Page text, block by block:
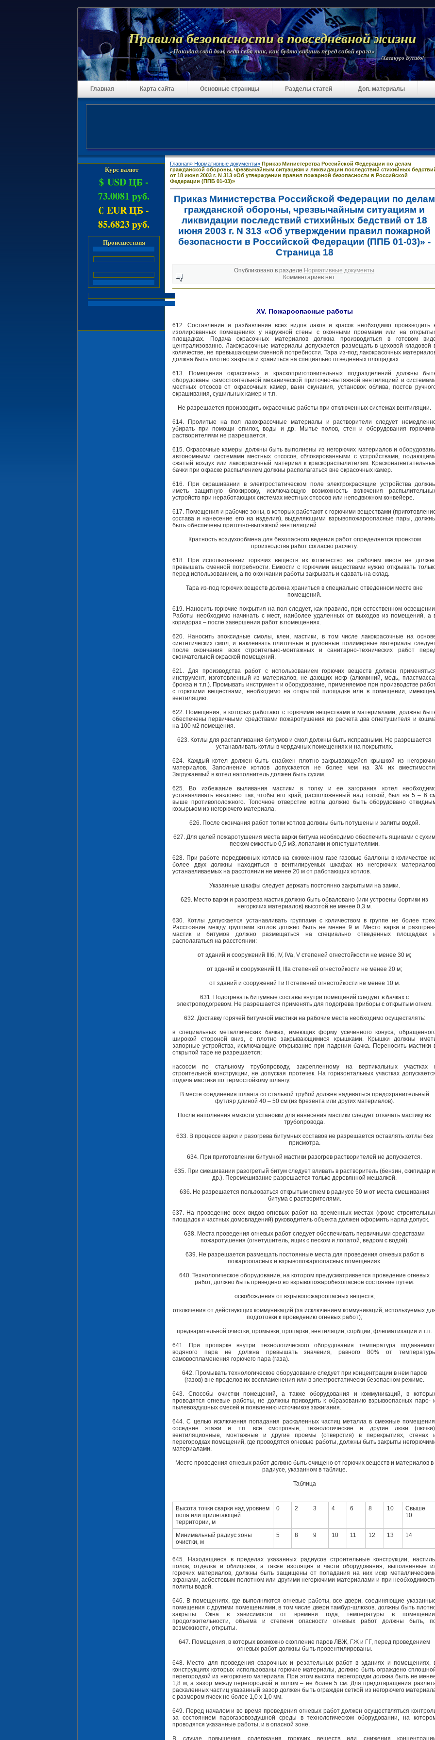
Главная» Нормативные документы» Приказ Министерства Российской Федерации по делам
гражданской обороны, чрезвычайным ситуациям и ликвидации последствий стихийных
от 18 июня 2003 г. N 313 «Об утверждении правил пожарной безопасности в Российской
Федерации (ППБ 01-03)»
Приказ Министерства Российской Федерации по делам
гражданской обороны, чрезвычайным ситуациям и
ликвидации последствий стихийных бедствий от 18
июня 2003 г. N 313 «Об утверждении правил пожарной
безопасности в Российской Федерации (ППБ 01-03)» -
Страница 18
Опубликовано в разделе Нормативные документы
Комментариев нет
XV. Пожароопасные работы
612. Составление и разбавление всех видов лаков и красок необходимо производить
изолированных помещениях у наружной стены с оконными проемами или на
площадках. Подача окрасочных материалов должна производиться в готовом
централизованно. Лакокрасочные материалы допускается размещать в цеховой кладовой
количестве, не превышающем сменной потребности. Тара из-под лакокрасочных
должна быть плотно закрыта и храниться на специально отведенных площадках.
613. Помещения окрасочных и краскоприготовительных подразделений должны
оборудованы самостоятельной механической приточно-вытяжной вентиляцией и
местных отсосов от окрасочных камер, ванн окунания, установок облива, постов
окрашивания, сушильных камер и т.п.
Не разрешается производить окрасочные работы при отключенных системах вентиляции.
614. Пролитые на пол лакокрасочные материалы и растворители следует
убирать при помощи опилок, воды и др. Мытье полов, стен и оборудования
растворителями не разрешается.
615. Окрасочные камеры должны быть выполнены из негорючих материалов и
автономными системами местных отсосов, сблокированными с устройствами,
сжатый воздух или лакокрасочный материал к краскораспылителям.
бачки при окраске распылением должны располагаться вне окрасочных камер.
616. При окрашивании в электростатическом поле электрокрасящие устройства
иметь защитную блокировку, исключающую возможность включения
устройств при неработающих системах местных отсосов или неподвижном конвейере.
617. Помещения и рабочие зоны, в которых работают с горючими веществами
состава и нанесение его на изделия), выделяющими взрывопожароопасные пары,
быть обеспечены приточно-вытяжной вентиляцией.
Кратность воздухообмена для безопасного ведения работ определяется проектом
производства работ согласно расчету.
618. При использовании горючих веществ их количество на рабочем месте не
превышать сменной потребности. Емкости с горючими веществами нужно открывать
перед использованием, а по окончании работы закрывать и сдавать на склад.
Тара из-под горючих веществ должна храниться в специально отведенном месте вне
помещений.
619. Наносить горючие покрытия на пол следует, как правило, при естественном
Работы необходимо начинать с мест, наиболее удаленных от выходов из помещений, а
коридорах – после завершения работ в помещениях.
620. Наносить эпоксидные смолы, клеи, мастики, в том числе лакокрасочные на
синтетических смол, и наклеивать плиточные и рулонные полимерные материалы
после окончания всех строительно-монтажных и санитарно-технических работ
окончательной окраской помещений.
621. Для производства работ с использованием горючих веществ должен
инструмент, изготовленный из материалов, не дающих искр (алюминий, медь,
бронза и т.п.). Промывать инструмент и оборудование, применяемое при производстве
с горючими веществами, необходимо на открытой площадке или в помещении,
вентиляцию.
622. Помещения, в которых работают с горючими веществами и материалами, должны
обеспечены первичными средствами пожаротушения из расчета два огнетушителя и
на 100 м2 помещения.
623. Котлы для растапливания битумов и смол должны быть исправными. Не разрешается
устанавливать котлы в чердачных помещениях и на покрытиях.
624. Каждый котел должен быть снабжен плотно закрывающейся крышкой из
материалов. Заполнение котлов допускается не более чем на 3/4 их
Загружаемый в котел наполнитель должен быть сухим.
625. Во избежание выливания мастики в топку и ее загорания котел
устанавливать наклонно так, чтобы его край, расположенный над топкой, был на 5 – 6
выше противоположного. Топочное отверстие котла должно быть оборудовано
козырьком из негорючего материала.
626. После окончания работ топки котлов должны быть потушены и залиты водой.
627. Для целей пожаротушения места варки битума необходимо обеспечить ящиками с сухим
песком емкостью 0,5 м3, лопатами и огнетушителями.
628. При работе передвижных котлов на сжиженном газе газовые баллоны в количестве
более двух должны находиться в вентилируемых шкафах из негорючих
устанавливаемых на расстоянии не менее 20 м от работающих котлов.
Указанные шкафы следует держать постоянно закрытыми на замки.
629. Место варки и разогрева мастик должно быть обваловано (или устроены бортики из
негорючих материалов) высотой не менее 0,3 м.
630. Котлы допускается устанавливать группами с количеством в группе не более
Расстояние между группами котлов должно быть не менее 9 м. Место варки и
мастик и битумов должно размещаться на специально отведенных площадках
располагаться на расстоянии:
от зданий и сооружений IIIб, IV, IVa, V степеней огнестойкости не менее 30 м;
от зданий и сооружений III, IIIa степеней огнестойкости не менее 20 м;
от зданий и сооружений I и II степеней огнестойкости не менее 10 м.
631. Подогревать битумные составы внутри помещений следует в бачках с
электроподогревом. Не разрешается применять для подогрева приборы с открытым огнем.
632. Доставку горячей битумной мастики на рабочие места необходимо осуществлять:
в специальных металлических бачках, имеющих форму усеченного конуса,
широкой стороной вниз, с плотно закрывающимися крышками. Крышки должны
запорные устройства, исключающие открывание при падении бачка. Переносить мастики
открытой таре не разрешается;
насосом по стальному трубопроводу, закрепленному на вертикальных участках
строительной конструкции, не допуская протечек. На горизонтальных участках
подача мастики по термостойкому шлангу.
В месте соединения шланга со стальной трубой должен надеваться предохранительный
футляр длиной 40 – 50 см (из брезента или других материалов).
После наполнения емкости установки для нанесения мастики следует откачать мастику из
трубопровода.
633. В процессе варки и разогрева битумных составов не разрешается оставлять котлы без
присмотра.
634. При приготовлении битумной мастики разогрев растворителей не допускается.
635. При смешивании разогретый битум следует вливать в растворитель (бензин, скипидар и
др.). Перемешивание разрешается только деревянной мешалкой.
636. Не разрешается пользоваться открытым огнем в радиусе 50 м от места смешивания
битума с растворителями.
637. На проведение всех видов огневых работ на временных местах (кроме
площадок и частных домовладений) руководитель объекта должен оформить наряд-допуск.
638. Места проведения огневых работ следует обеспечивать первичными средствами
пожаротушения (огнетушитель, ящик с песком и лопатой, ведром с водой).
639. He разрешается размещать постоянные места для проведения огневых работ в
пожароопасных и взрывопожароопасных помещениях.
640. Технологическое оборудование, на котором предусматривается проведение огневых
работ, должно быть приведено во взрывопожаробезопасное состояние путем:
освобождения от взрывопожароопасных веществ;
отключения от действующих коммуникаций (за исключением коммуникаций, используемых
подготовки к проведению огневых работ);
предварительной очистки, промывки, пропарки, вентиляции, сорбции, флегматизации и т.п.
641. При пропарке внутри технологического оборудования температура
водяного пара не должна превышать значения, равного 80% от
самовоспламенения горючего пара (газа).
642. Промывать технологическое оборудование следует при концентрации в нем паров
(газов) вне пределов их воспламенения или в электростатически безопасном режиме.
643. Способы очистки помещений, а также оборудования и коммуникаций, в
проводятся огневые работы, не должны приводить к образованию взрывоопасных паро-
пылевоздушных смесей и появлению источников зажигания.
644. С целью исключения попадания раскаленных частиц металла в смежные
соседние этажи и т.п. все смотровые, технологические и другие люки
вентиляционные, монтажные и другие проемы (отверстия) в перекрытиях, стенах
перегородках помещений, где проводятся огневые работы, должны быть закрыты
материалами.
Место проведения огневых работ должно быть очищено от горючих веществ и материалов в
радиусе, указанном в таблице.
Таблица
Высота точки сварки над уровнем
пола или прилегающей
территории, м
0 2 3 4 6 8 10
Свыше
10
Минимальный радиус зоны
очистки, м
5 8 9 10 11 12 13 14
645. Находящиеся в пределах указанных радиусов строительные конструкции,
полов, отделка и облицовка, а также изоляция и части оборудования, выполненные
горючих материалов, должны быть защищены от попадания на них искр
экранами, асбестовым полотном или другими негорючими материалами и при
политы водой.
646. В помещениях, где выполняются огневые работы, все двери, соединяющие
помещения с другими помещениями, в том числе двери тамбур-шлюзов, должны быть
закрыты. Окна в зависимости от времени года, температуры в
продолжительности, объема и степени опасности огневых работ должны быть,
возможности, открыты.
647. Помещения, в которых возможно скопление паров ЛВЖ, ГЖ и ГГ, перед проведением
огневых работ должны быть провентилированы.
648. Место для проведения сварочных и резательных работ в зданиях и помещениях,
конструкциях которых использованы горючие материалы, должно быть ограждено
перегородкой из негорючего материала. При этом высота перегородки должна быть не
1,8 м, а зазор между перегородкой и полом – не более 5 см. Для предотвращения
раскаленных частиц указанный зазор должен быть огражден сеткой из негорючего
с размером ячеек не более 1,0 х 1,0 мм.
649. Перед началом и во время проведения огневых работ должен осуществляться
за состоянием парогазовоздушной среды в технологическом оборудовании, на
проводятся указанные работы, и в опасной зоне.
В случае повышения содержания горючих веществ или снижения
Курс валют
$ USD ЦБ -
73.0081 руб.
€ EUR ЦБ -
85.6823 руб.
Происшествия
Правила безопасности в повседневной жизни
«Покидая свой дом, веди себя так, как будто видишь перед собой врага»
/Хагакурэ Бусидо/
Главная Карта сайта Основные страницы Разделы статей Доп. материалы